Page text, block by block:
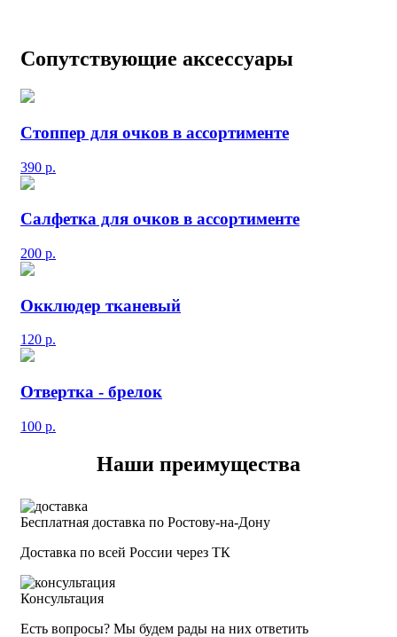
Сопутствующие аксессуары
Стоппер для очков в ассортименте
390 р.
Салфетка для очков в ассортименте
200 р.
Окклюдер тканевый
120 р.
Отвертка - брелок
100 р.
Наши преимущества
Бесплатная доставка по Ростову-на-Дону
Доставка по всей России через ТК
Консультация
Есть вопросы? Мы будем рады на них ответить